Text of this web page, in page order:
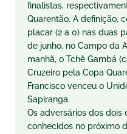
finalistas,
Quarentão. A definição,
placar (2 a 0) nas duas
de junho, no Campo da
manhã, o Tchê Gambá
Cruzeiro pela Copa
Francisco venceu o
Sapiranga.
Os adversários dos dois
conhecidos no próximo